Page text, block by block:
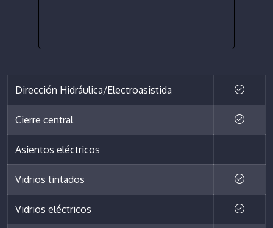
Dirección Hidráulica/Electroasistida
Cierre central
Asientos eléctricos
Vidrios tintados
Vidrios eléctricos